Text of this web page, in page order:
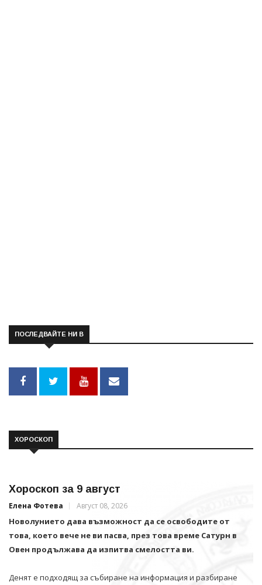
ПОСЛЕДВАЙТЕ НИ В
ХОРОСКОП
Хороскоп за 9 август
Елена Фотева Август 08, 2026
Новолунието дава възможност да се освободите от
това, което вече не ви пасва, през това време Сатурн в
Овен продължава да изпитва смелостта ви.
Денят е подходящ за събиране на информация и разбиране